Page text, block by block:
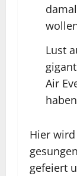
Lust
Air
haben
Hier
gefeiert